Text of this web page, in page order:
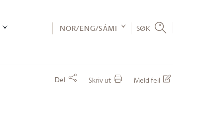
NOR/ENG/SÁMI SØK
Del Skriv ut Meld feil